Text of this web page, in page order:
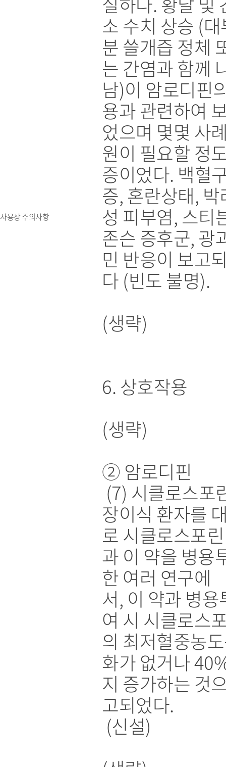
사용상 주의사항
소 수치 상승 (
분 쓸개즙 정체
는 간염과 함께
남)이 암로디핀
용과 관련하여
었으며 몇몇 사
원이 필요할 정
증이었다. 백혈
증, 혼란상태, 박
성 피부염, 스티
존슨 증후군, 광
민 반응이 보고
다 (빈도 불명).
(생략)
6. 상호작용
(생략)
② 암로디핀
(7) 시클로스포
장이식 환자를
로 시클로스포린
과 이 약을 병용
한 여러 연구에
서, 이 약과 병용
여 시 시클로스
의 최저혈중농
화가 없거나
지 증가하는 것
고되었다.
(신설)